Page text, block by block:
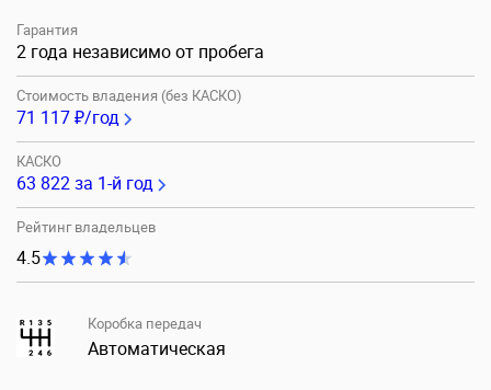
Гарантия
2 года независимо от пробега
Стоимость владения (без КАСКО)
71 117 ₽/год
КАСКО
63 822за 1-й год
Рейтинг владельцев
4.5
Коробка передач
Автоматическая